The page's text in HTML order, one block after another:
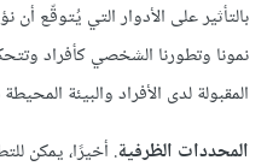
بالتأثير على الأدوار التي يُتوقّع
نمونا وتطورنا الشخصي كأفراد
المقبولة لدى الأفراد والبيئة
المحددات الظرفية. أخيرًا، يمكن